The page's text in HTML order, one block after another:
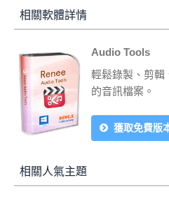
相關軟體詳情
Audio Tools
輕鬆錄製、剪輯
的音訊檔案。
獲取免費版
相關人氣主題